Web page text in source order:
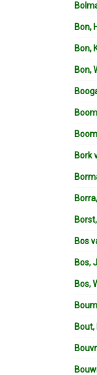
Bon,
Bon,
Bon,
Bork
Bos
Bos,
Bos,